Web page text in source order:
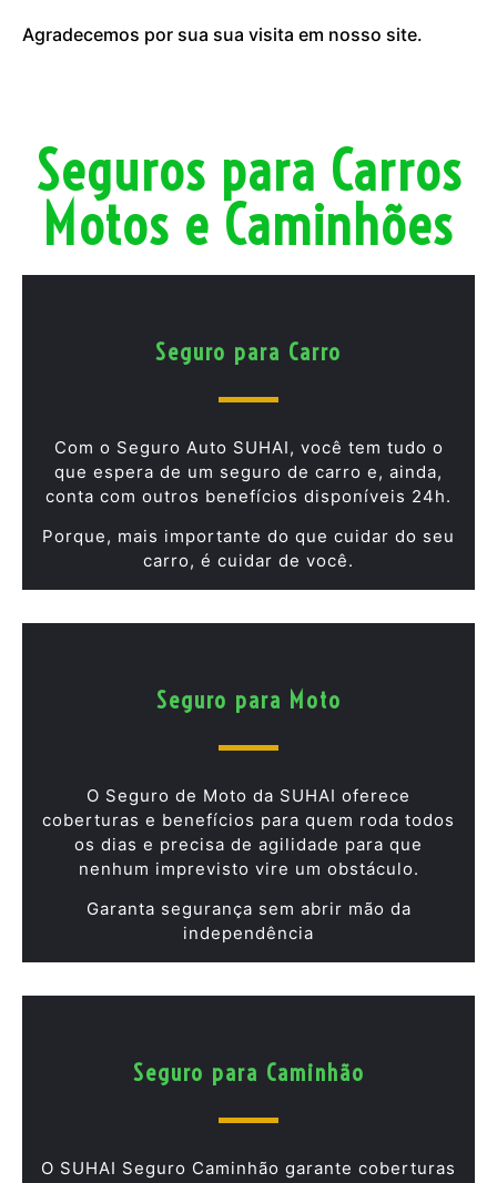
Agradecemos por sua sua visita em nosso site.
Seguros para Carros
Motos e Caminhões
Seguro para Carro
Com o Seguro Auto SUHAI, você tem tudo o
que espera de um seguro de carro e, ainda,
conta com outros benefícios disponíveis 24h.
Porque, mais importante do que cuidar do seu
carro, é cuidar de você.
Seguro para Moto
O Seguro de Moto da SUHAI oferece
coberturas e benefícios para quem roda todos
os dias e precisa de agilidade para que
nenhum imprevisto vire um obstáculo.
Garanta segurança sem abrir mão da
independência
Seguro para Caminhão
O SUHAI Seguro Caminhão garante coberturas